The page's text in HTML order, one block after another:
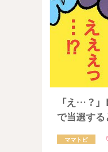
「え…？
で当選す
ママトピ